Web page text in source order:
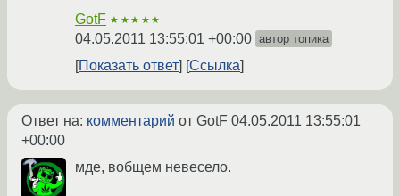
GotF ★★★★★
04.05.2011 13:55:01 +00:00 автор топика
Показать ответ Ссылка
Ответ на: комментарий от GotF 04.05.2011 13:55:01
+00:00
мде, вобщем невесело.